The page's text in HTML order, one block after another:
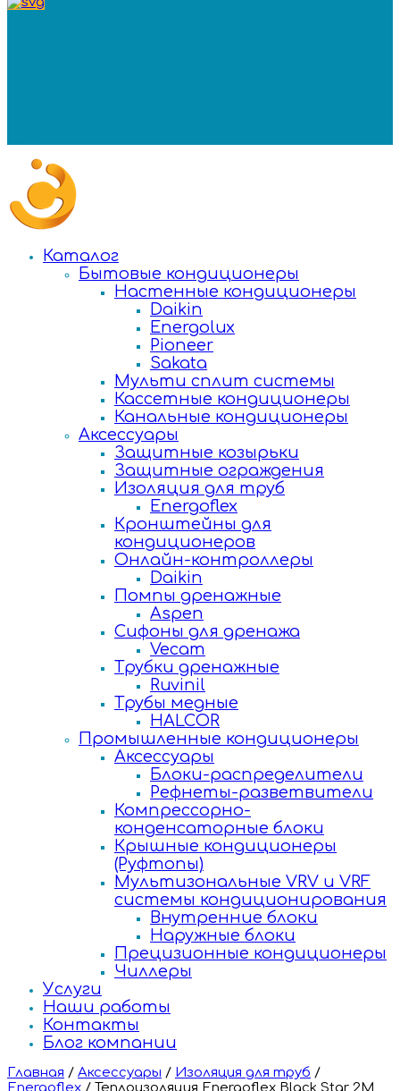
Каталог
Бытовые кондиционеры
Настенные кондиционеры
Daikin
Energolux
Pioneer
Sakata
Мульти сплит системы
Кассетные кондиционеры
Канальные кондиционеры
Аксессуары
Защитные козырьки
Защитные ограждения
Изоляция для труб
Energoflex
Кронштейны для
кондиционеров
Онлайн-контроллеры
Daikin
Помпы дренажные
Aspen
Сифоны для дренажа
Vecam
Трубки дренажные
Ruvinil
Трубы медные
HALCOR
Промышленные кондиционеры
Аксессуары
Блоки-распределители
Рефнеты-разветвители
Компрессорно-
конденсаторные блоки
Крышные кондиционеры
(Руфтопы)
Мультизональные VRV и VRF
системы кондиционирования
Внутренние блоки
Наружные блоки
Прецизионные кондиционеры
Чиллеры
Услуги
Наши работы
Контакты
Блог компании
Главная / Аксессуары / Изоляция для труб /
Energoflex / Теплоизоляция Energoflex Black Star 2M